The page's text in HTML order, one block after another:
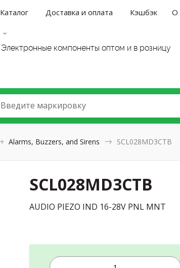
Каталог Доставка и оплата Кэшбэк О
Электронные компоненты оптом и в розницу
Введите маркировку
Alarms, Buzzers, and Sirens SCL028MD3CTB
SCL028MD3CTB
AUDIO PIEZO IND 16-28V PNL MNT